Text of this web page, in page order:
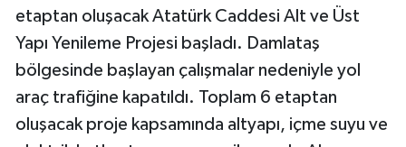
etaptan oluşacak Atatürk Caddesi Alt ve Üst
Yapı Yenileme Projesi başladı. Damlataş
bölgesinde başlayan çalışmalar nedeniyle yol
araç trafiğine kapatıldı. Toplam 6 etaptan
oluşacak proje kapsamında altyapı, içme suyu ve